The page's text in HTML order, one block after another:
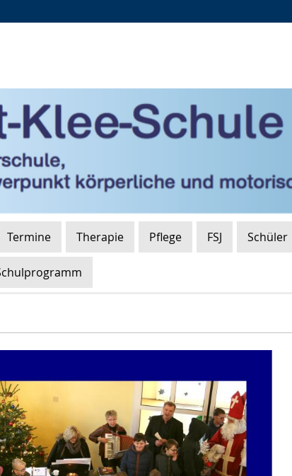
Termine Therapie Pflege FSJ Schüler